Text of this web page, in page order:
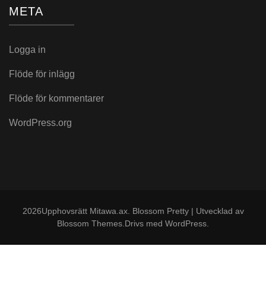
META
Logga in
Flöde för inlägg
Flöde för kommentarer
WordPress.org
2026Upphovsrätt Mitawa.ax. Blossom Pretty | Utvecklad av
Blossom Themes .Drivs med WordPress